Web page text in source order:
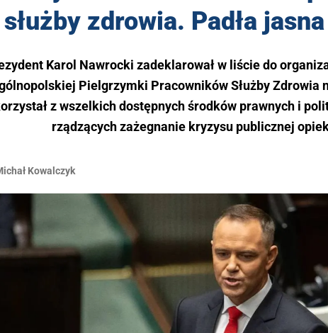
służby zdrowia. Padła
Karol Nawrocki zadeklarował w liście do
Pielgrzymki Pracowników Służby Zdrowia
z wszelkich dostępnych środków prawnych i
rządzących zażegnanie kryzysu publicznej
Kowalczyk